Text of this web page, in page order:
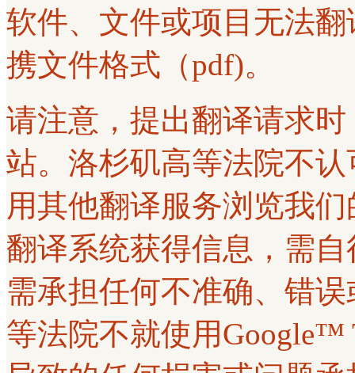
软件、文件或项目无法
携文件格式（pdf)。
请注意，提出翻译请求
站。洛杉矶高等法院不
用其他翻译服务浏览我
翻译系统获得信息，需
需承担任何不准确、错
等法院不就使用Google™